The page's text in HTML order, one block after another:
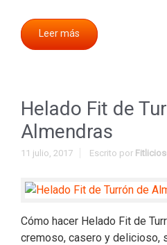
Leer más
Helado Fit de
Almendras
11 julio, 2017 Escrito por
Cómo hacer Helado Fit de
cremoso, casero y delicioso,